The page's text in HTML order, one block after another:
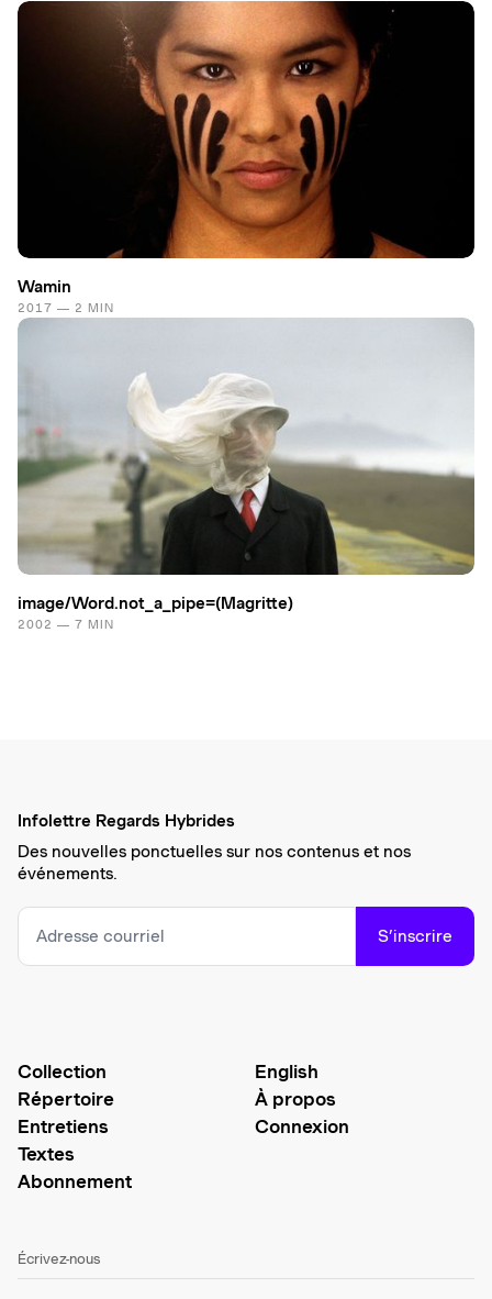
Wamin
2017 — 2 MIN
image/Word.​not_a_pipe=(Magritte)
2002 — 7 MIN
Infolettre Regards Hybrides
Des nouvelles ponctuelles sur nos contenus et nos
événements.
S’inscrire
Collection
Répertoire
Entretiens
Textes
Abonnement
English
À propos
Connexion
Écrivez-nous